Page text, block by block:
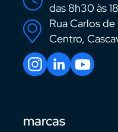
das 8h30 às
Rua Carlos
Centro,
marcas